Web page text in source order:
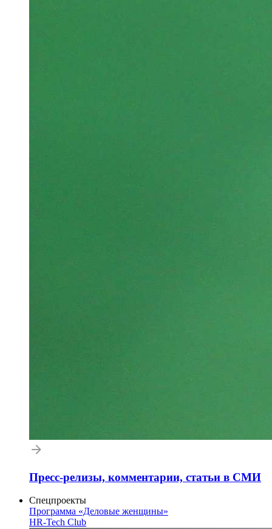
Пресс-релизы, комментарии, статьи в СМИ
Спецпроекты
Программа «Деловые женщины»
HR-Tech Club